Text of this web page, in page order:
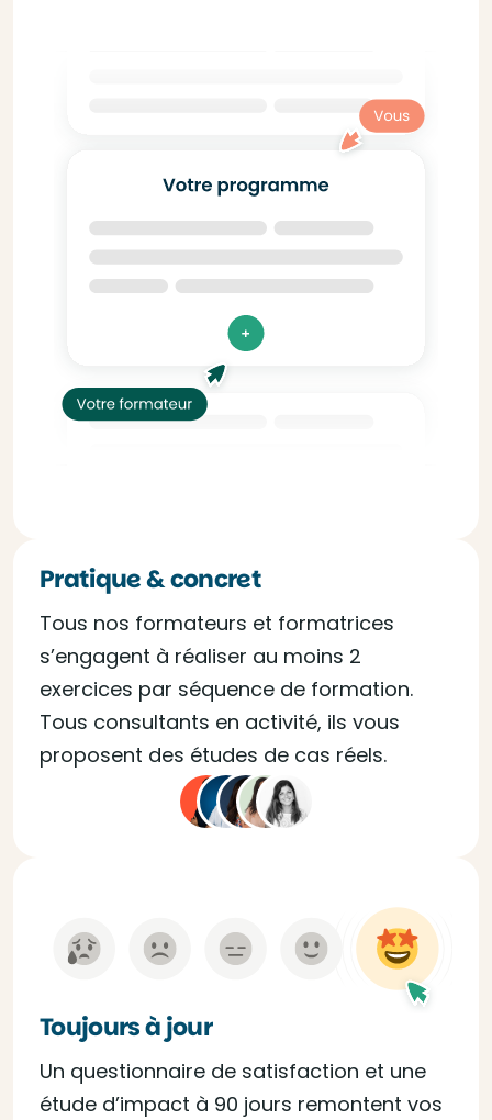
Pratique & concret
Tous nos formateurs et formatrices
s’engagent à réaliser au moins 2
exercices par séquence de formation.
Tous consultants en activité, ils vous
proposent des études de cas réels.
Toujours à jour
Un questionnaire de satisfaction et une
étude d’impact à 90 jours remontent vos